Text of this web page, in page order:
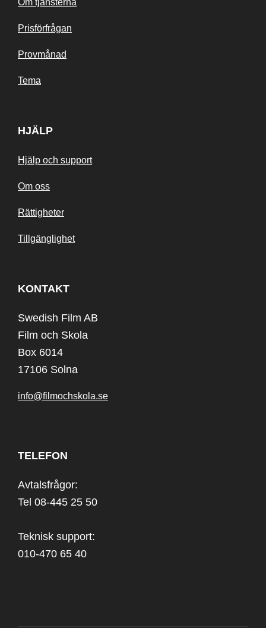
Prisförfrågan
Provmånad
Tema
HJÄLP
Hjälp och support
Om oss
Rättigheter
Tillgänglighet
KONTAKT
Swedish Film AB
Film och Skola
Box 6014
17106 Solna
info@filmochskola.se
TELEFON
Avtalsfrågor:
Tel 08-445 25 50
Teknisk support:
010-470 65 40